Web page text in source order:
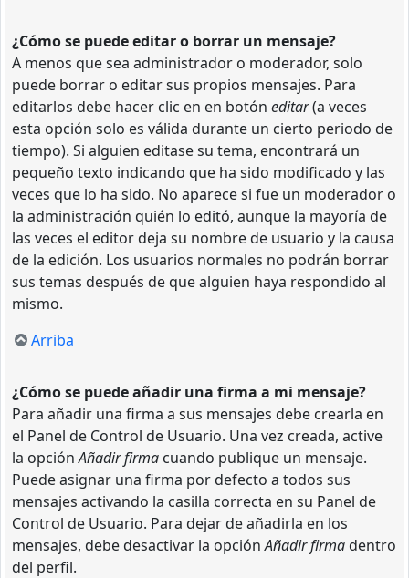
¿Cómo se puede editar o borrar un mensaje?
A menos que sea administrador o moderador, solo
puede borrar o editar sus propios mensajes. Para
editarlos debe hacer clic en en botón editar(a veces
esta opción solo es válida durante un cierto periodo de
tiempo). Si alguien editase su tema, encontrará un
pequeño texto indicando que ha sido modificado y las
veces que lo ha sido. No aparece si fue un moderador o
la administración quién lo editó, aunque la mayoría de
las veces el editor deja su nombre de usuario y la causa
de la edición. Los usuarios normales no podrán borrar
sus temas después de que alguien haya respondido al
mismo.
Arriba
¿Cómo se puede añadir una firma a mi mensaje?
Para añadir una firma a sus mensajes debe crearla en
el Panel de Control de Usuario. Una vez creada, active
la opciónAñadir firma cuando publique un mensaje.
Puede asignar una firma por defecto a todos sus
mensajes activando la casilla correcta en su Panel de
Control de Usuario. Para dejar de añadirla en los
mensajes, debe desactivar la opciónAñadir firmadentro
del perfil.